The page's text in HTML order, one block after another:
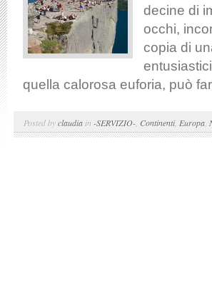
decine di
occhi,
copia di
quella calorosa euforia, può
Posted byclaudia in -SERVIZIO- Continenti, Europa